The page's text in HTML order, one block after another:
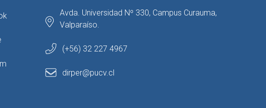
Avda. Universidad Nº 330, Campus Curauma,
Valparaíso.
(+56) 32 227 4967
dirper@pucv.cl